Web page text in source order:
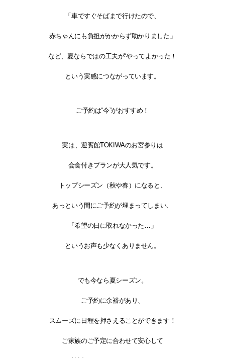
「車ですぐそばまで行けたので、
赤ちゃんにも負担がかからず助かりました」
など、夏ならではの工夫が“やってよかった！
という実感につながっています。
ご予約は“今”がおすすめ！
実は、迎賓館TOKIWAのお宮参りは
会食付きプランが大人気です。
トップシーズン（秋や春）になると、
あっという間にご予約が埋まってしまい、
「希望の日に取れなかった…」
というお声も少なくありません。
でも今なら夏シーズン。
ご予約に余裕があり、
スムーズに日程を押さえることができます！
ご家族のご予定に合わせて安心して